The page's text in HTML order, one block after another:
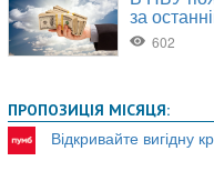
ПРОПОЗИЦІЯ МІСЯЦЯ:
Відкривайте